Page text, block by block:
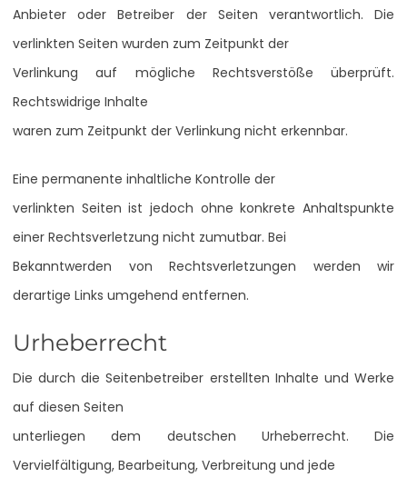
Anbieter oder Betreiber der Seiten verantwortlich. Die
verlinkten Seiten wurden zum Zeitpunkt der
Verlinkung auf mögliche Rechtsverstöße überprüft.
Rechtswidrige Inhalte
waren zum Zeitpunkt der Verlinkung nicht erkennbar.
Eine permanente inhaltliche Kontrolle der
verlinkten Seiten ist jedoch ohne konkrete Anhaltspunkte
einer Rechtsverletzung nicht zumutbar. Bei
Bekanntwerden von Rechtsverletzungen werden wir
derartige Links umgehend entfernen.
Urheberrecht
Die durch die Seitenbetreiber erstellten Inhalte und Werke
auf diesen Seiten
unterliegen dem deutschen Urheberrecht. Die
Vervielfältigung, Bearbeitung, Verbreitung und jede